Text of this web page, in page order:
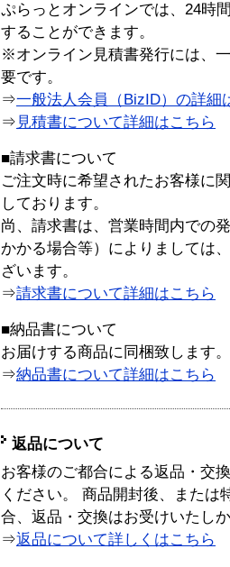
ぷらっとオンラインでは、24時
することができます。
※オンライン見積書発行には、
要です。
⇒一般法人会員（BizID）の詳細
⇒ 見積書について詳細はこちら
■請求書について
ご注文時に希望されたお客様に
しております。
尚、請求書は、営業時間内での
かかる場合等）によりましては
ざいます。
⇒請求書について詳細はこちら
■納品書について
お届けする商品に同梱致します。
⇒納品書について詳細はこちら
返品について
お客様のご都合による返品・交
ください。 商品開封後、または
合、返品・交換はお受けいたし
⇒返品について詳しくはこちら